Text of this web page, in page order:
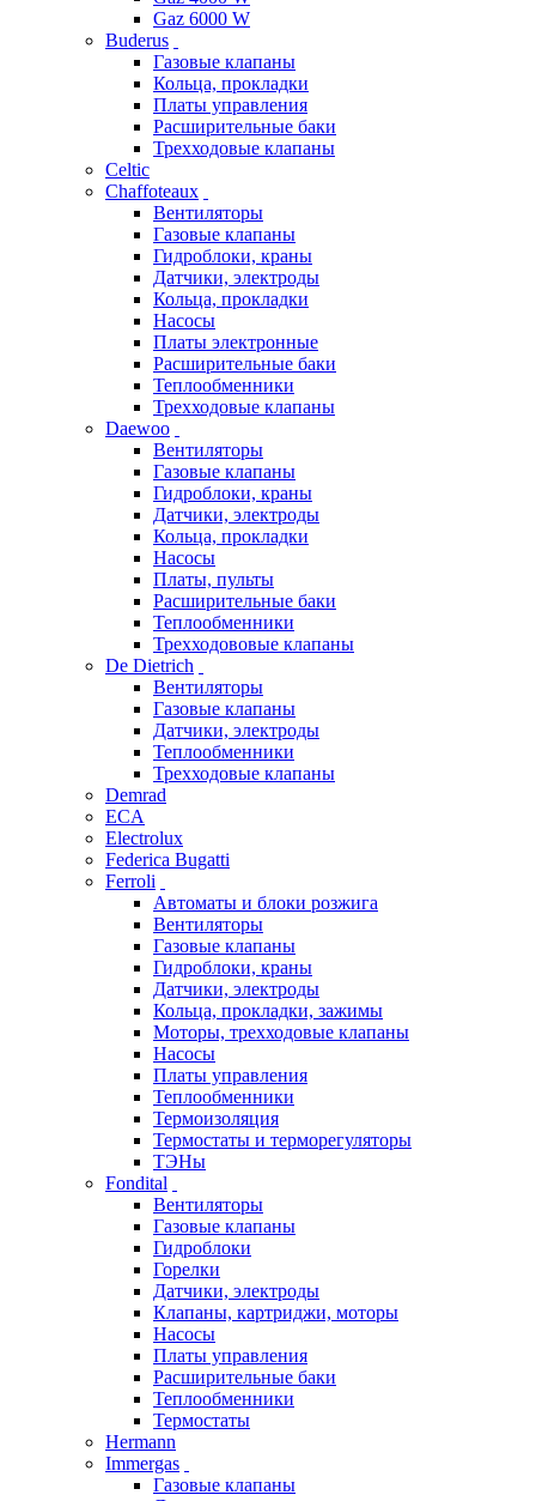
Gaz 6000 W
Buderus
Газовые клапаны
Кольца, прокладки
Платы управления
Расширительные баки
Трехходовые клапаны
Celtic
Chaffoteaux
Вентиляторы
Газовые клапаны
Гидроблоки, краны
Датчики, электроды
Кольца, прокладки
Насосы
Платы электронные
Расширительные баки
Теплообменники
Трехходовые клапаны
Daewoo
Вентиляторы
Газовые клапаны
Гидроблоки, краны
Датчики, электроды
Кольца, прокладки
Насосы
Платы, пульты
Расширительные баки
Теплообменники
Трехходововые клапаны
De Dietrich
Вентиляторы
Газовые клапаны
Датчики, электроды
Теплообменники
Трехходовые клапаны
Demrad
ECA
Electrolux
Federica Bugatti
Ferroli
Автоматы и блоки розжига
Вентиляторы
Газовые клапаны
Гидроблоки, краны
Датчики, электроды
Кольца, прокладки, зажимы
Моторы, трехходовые клапаны
Насосы
Платы управления
Теплообменники
Термоизоляция
Термостаты и терморегуляторы
ТЭНы
Fondital
Вентиляторы
Газовые клапаны
Гидроблоки
Горелки
Датчики, электроды
Клапаны, картриджи, моторы
Насосы
Платы управления
Расширительные баки
Теплообменники
Термостаты
Hermann
Immergas
Газовые клапаны